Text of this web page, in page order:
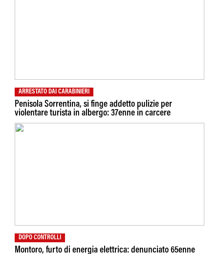
ARRESTATO DAI CARABINIERI
Penisola Sorrentina, si finge addetto pulizie per
violentare turista in albergo: 37enne in carcere
DOPO CONTROLLI
Montoro, furto di energia elettrica: denunciato 65enne